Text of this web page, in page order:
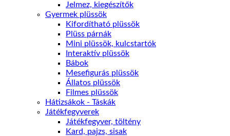
Jelmez, kiegészítők
Gyermek plüssök
Kifordítható plüssök
Plüss párnák
Mini plüssök, kulcstartók
Interaktív plüssök
Bábok
Mesefigurás plüssök
Állatos plüssök
Filmes plüssök
Hátizsákok - Táskák
Játékfegyverek
Játékfegyver, töltény
Kard, pajzs, sisak